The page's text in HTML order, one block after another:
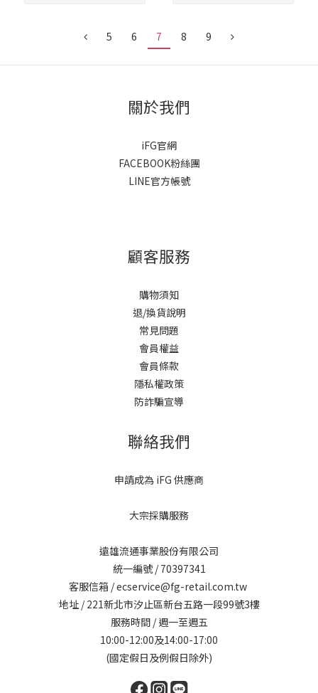
5 6 7 8 9
關於我們
iFG官網
FACEBOOK粉絲團
LINE官方帳號
顧客服務
購物須知
退/換貨說明
常見問題
會員權益
會員條款
隱私權政策
防詐騙宣導
聯絡我們
申請成為 iFG 供應商
大宗採購服務
遠雄流通事業股份有限公司
統一編號 / 70397341
客服信箱 / ecservice@fg-retail.com.tw
地址 / 221新北市汐止區新台五路一段99號3樓
服務時間 / 週一至週五
10:00-12:00及14:00-17:00
(國定假日及例假日除外)